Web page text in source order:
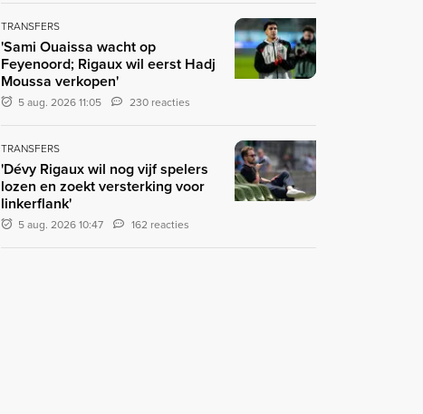
TRANSFERS
'Sami Ouaissa wacht op
Feyenoord; Rigaux wil eerst Hadj
Moussa verkopen'
5 aug. 2026 11:05 230 reacties
TRANSFERS
'Dévy Rigaux wil nog vijf spelers
lozen en zoekt versterking voor
linkerflank'
5 aug. 2026 10:47 162 reacties